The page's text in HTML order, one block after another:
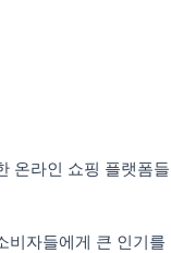
온라인 쇼핑 플랫폼
비자들에게 큰 인기를